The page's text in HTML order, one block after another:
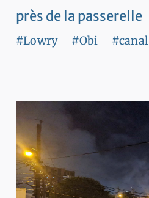
près de la passerelle
#Lowry #Obi #canal